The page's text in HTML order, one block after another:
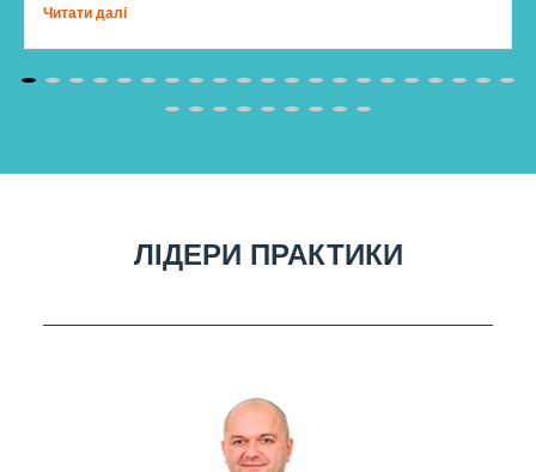
Читати далі
ЛІДЕРИ ПРАКТИКИ